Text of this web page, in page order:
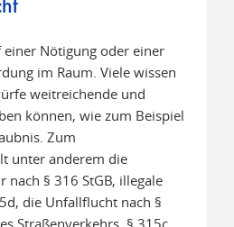
Nötigung oder einer
im Raum. Viele wissen
weitreichende und
können, wie zum Beispiel
Zum
unter anderem die
nach § 316 StGB, illegale
die Unfallflucht nach §
Straßenverkehrs, § 315c,